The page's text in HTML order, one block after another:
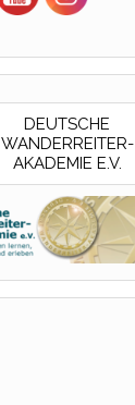
DEUTSCHE
WANDERREITER-
AKADEMIE E.V.